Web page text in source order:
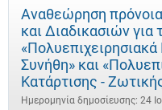
Αναθεώρηση
και Διαδικασιών για
Συνήθη» και
Κατάρτισης -
Ημερομηνία δημοσίευσης: 24